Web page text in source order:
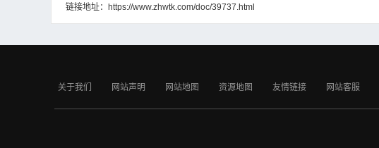
链接地址： https://www.zhwtk.com/doc/39737.html
关于我们 网站声明 网站地图 资源地图 友情链接 网站客服